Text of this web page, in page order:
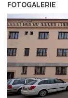
FOTOGALERIE